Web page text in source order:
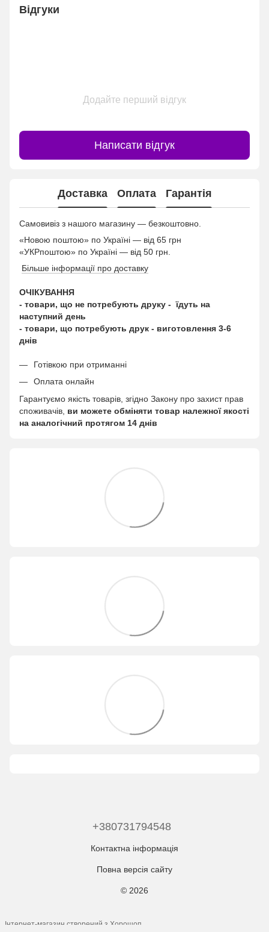
Відгуки
Додайте перший відгук
Написати відгук
Доставка Оплата Гарантія
Самовивіз з нашого магазину — безкоштовно.
«Новою поштою» по Україні — від 65 грн
«УКРпоштою» по Україні — від 50 грн.
Більше інформації про доставку
ОЧІКУВАННЯ
- товари, що не потребують друку - їдуть на
наступний день
- товари, що потребують друк - виготовлення 3-6
днів
Готівкою при отриманні
Оплата онлайн
Гарантуємо якість товарів, згідно Закону про захист прав
споживачів, ви можете обміняти товар належної якості
на аналогічний протягом 14 днів
+380731794548
Контактна інформація
Повна версія сайту
© 2026
Інтернет-магазин створений з Хорошоп